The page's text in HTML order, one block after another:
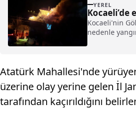
YEREL
Kocaeli’de
Kocaeli'nin
nedenle
Atatürk Mahallesi'nde
üzerine olay yerine gelen İl
tarafından kaçırıldığını